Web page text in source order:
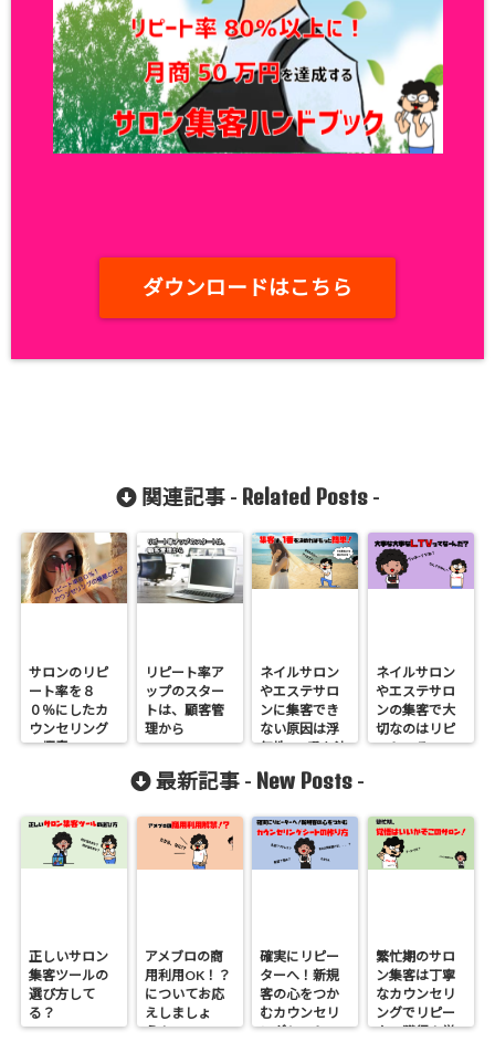
ダウンロードはこちら
関連記事 - Related Posts-
サロンのリピ
ート率を８
０％にしたカ
ウンセリング
の極意
リピート率ア
ップのスター
トは、顧客管
理から
ネイルサロン
やエステサロ
ンに集客でき
ない原因は浮
気性。1番を決
簡単！
ネイルサロン
やエステサロ
ンの集客で大
切なのはリピ
ート。そのこ
ご存知です
か？
最新記事 - New Posts -
正しいサロン
集客ツールの
選び方して
る？
アメブロの商
用利用OK！？
についてお応
えしましょ
う！
確実にリピー
ターへ！新規
客の心をつか
むカウンセリ
ングシートの
繁忙期のサロ
ン集客は丁寧
なカウンセリ
ングでリピー
ター獲得！覚